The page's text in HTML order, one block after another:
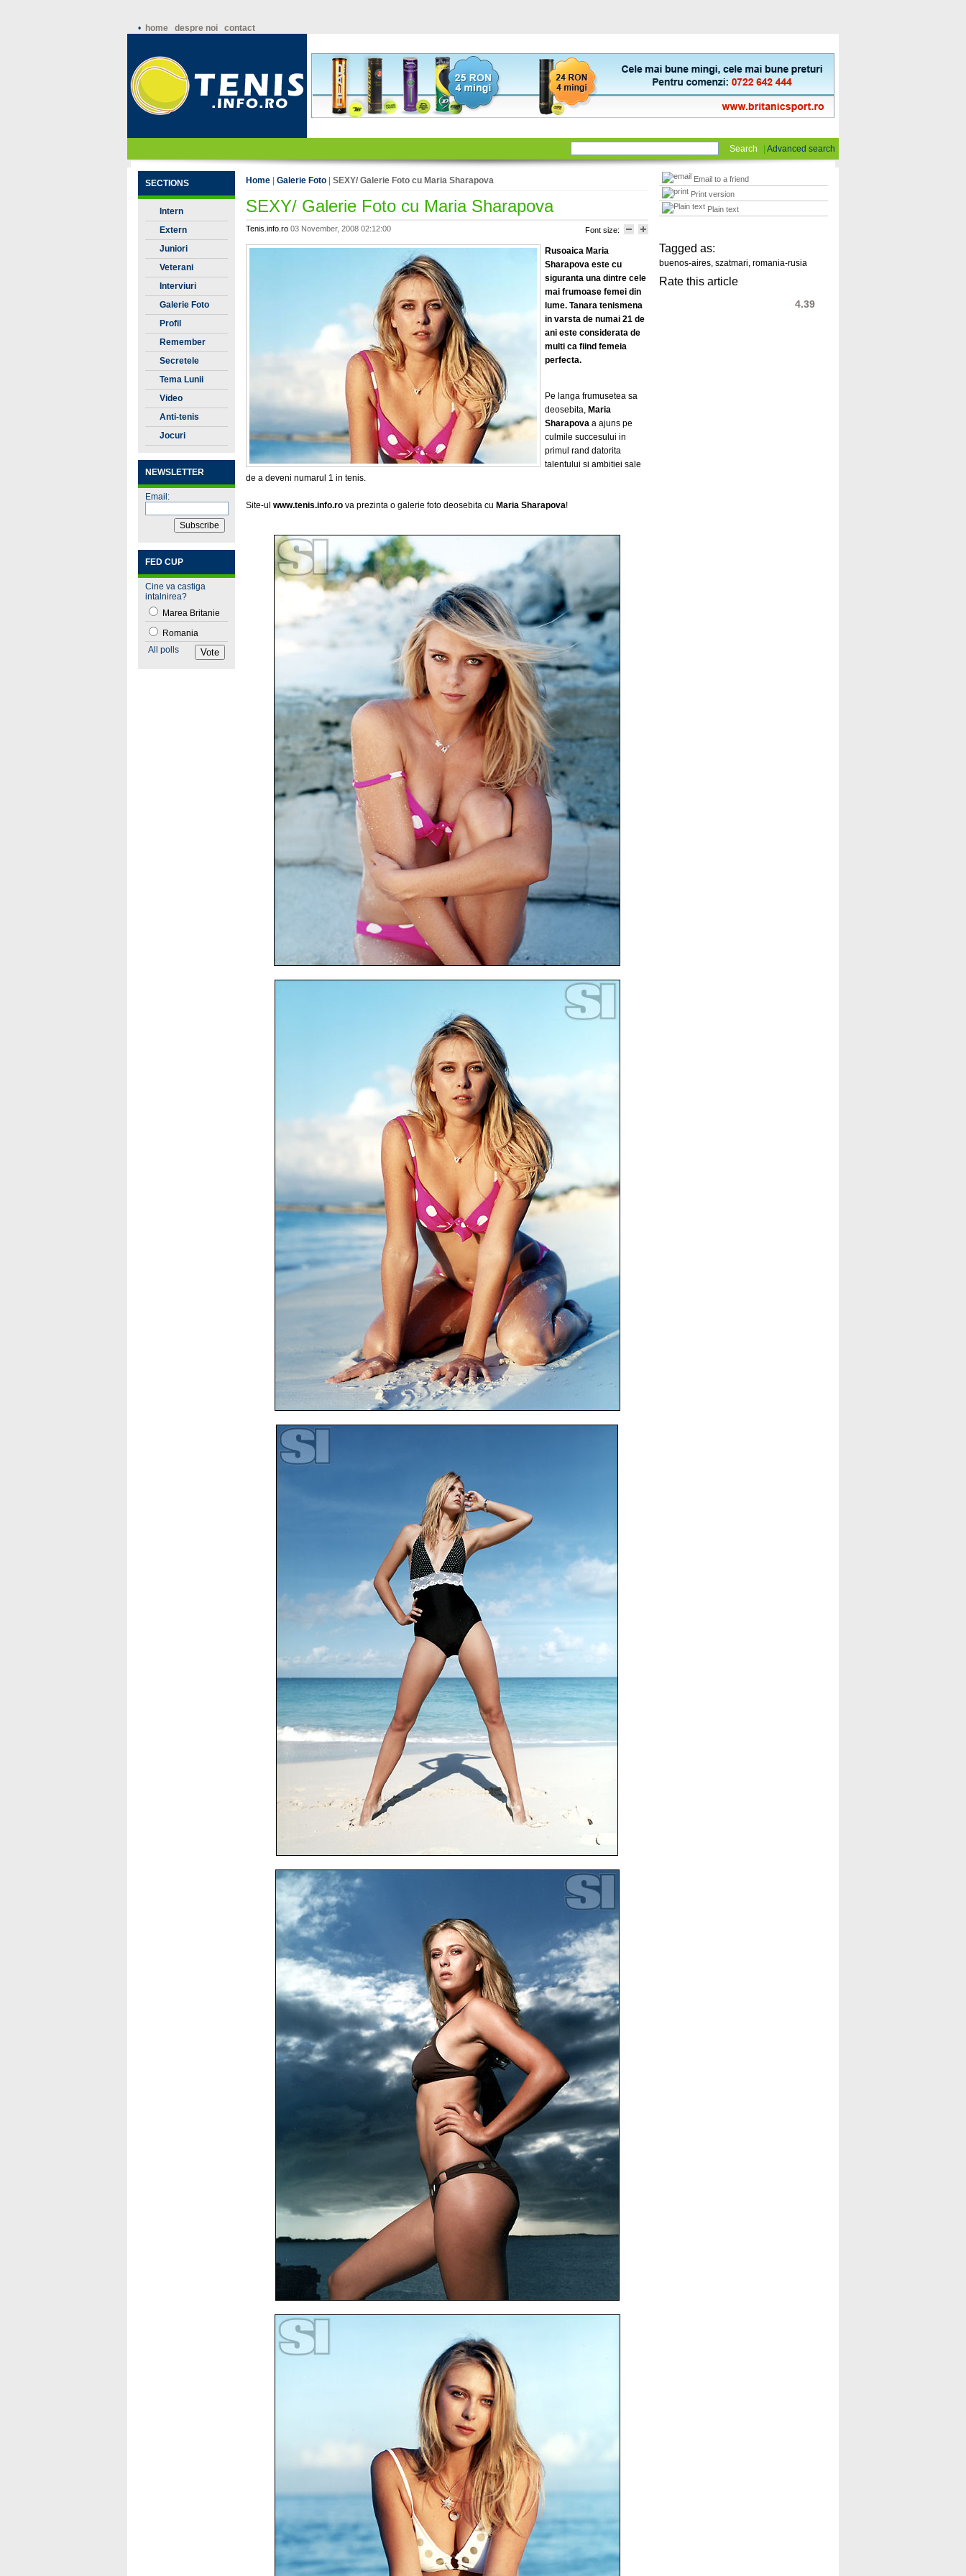
• home despre noi contact
Search Advanced search
SECTIONS
Intern
Extern
Juniori
Veterani
Interviuri
Galerie Foto
Profil
Remember
Secretele
Tenisului
Tema Lunii
Video
Anti-tenis
Jocuri
NEWSLETTER
Email:
FED CUP
Cine va castiga
intalnirea?
Marea Britanie
Romania
All polls
Home Galerie Foto SEXY/ Galerie Foto cu Maria Sharapova
SEXY/ Galerie Foto cu Maria Sharapova
Font size:
Tenis.info.ro 03 November, 2008 02:12:00
Rusoaica Maria
Sharapova este cu
siguranta una dintre cele
mai frumoase femei din
lume. Tanara tenismena
in varsta de numai 21 de
ani este considerata de
multi ca fiind femeia
perfecta.
Pe langa frumusetea sa
deosebita, Maria
Sharapova a ajuns pe
culmile succesului in
primul rand datorita
talentului si ambitiei sale
de a deveni numarul 1 in tenis.
Site-ul www.tenis.info.ro va prezinta o galerie foto deosebita cu Maria Sharapova!
Email to a friend
Print version
Plain text
Tagged as:
buenos-aires, szatmari, romania-rusia
Rate this article
4.39